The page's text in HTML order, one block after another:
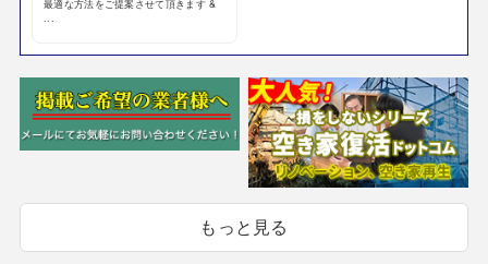
最適な方法をご提案させて頂きます &
...
もっと見る